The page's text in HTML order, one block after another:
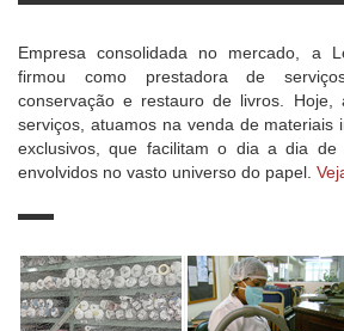
Empresa consolidada no mercado, a
firmou como prestadora de
conservação e restauro de livros. Hoje,
serviços, atuamos na venda de materiais
exclusivos, que facilitam o dia a dia de
envolvidos no vasto universo do papel.